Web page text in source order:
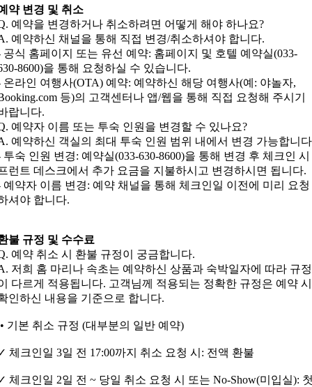
약 변경 및 취소
예약을 변경하거나 취소하려면 어떻게 해야 하나요?
예약하신 채널을 통해 직접 변경/취소하셔야 합니다.
공식 홈페이지 또는 유선 예약: 홈페이지 및 호텔 예약실(033-
8600)을 통해 요청하실 수 있습니다.
온라인 여행사(OTA) 예약: 예약하신 해당 여행사(예: 야놀자,
등)의 고객센터나 앱/웹을 통해 직접 요청해 주시기
랍니다.
예약자 이름 또는 투숙 인원을 변경할 수 있나요?
예약하신 객실의 최대 투숙 인원 범위 내에서 변경 가능합니
투숙 인원 변경: 예약실(033-630-8600)을 통해 변경 후 체크인 시
런트 데스크에서 추가 요금을 지불하시고 변경하시면 됩니다.
예약자 이름 변경: 예약 채널을 통해 체크인일 이전에 미리 요청
셔야 합니다.
불 규정 및 수수료
예약 취소 시 환불 규정이 궁금합니다.
저희 홈 마리나 속초는 예약하신 상품과 숙박일자에 따라 규정
다르게 적용됩니다. 고객님께 적용되는 정확한 규정은 예약 시
인하신 내용을 기준으로 합니다.
기본 취소 규정 (대부분의 일반 예약)
체크인일 3일 전 17:00까지 취소 요청 시: 전액 환불
체크인일 2일 전 ~ 당일 취소 요청 시 또는 No-Show(미입실):